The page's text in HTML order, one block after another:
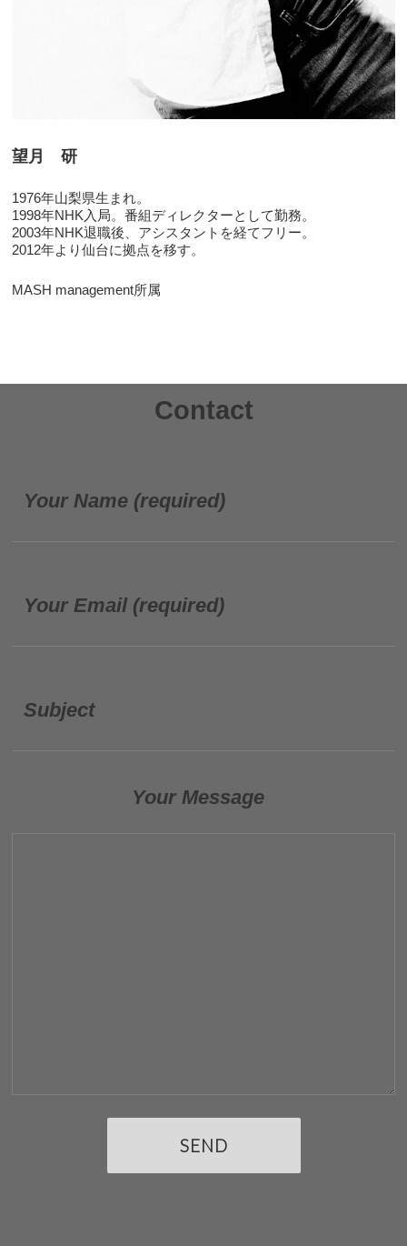
望月 研
1976年山梨県生まれ。
1998年NHK入局。番組ディレクターとして勤務。
2003年NHK退職後、アシスタントを経てフリー。
2012年より仙台に拠点を移す。
MASH management所属
Contact
Your Name (required)
Your Email (required)
Subject
Your Message